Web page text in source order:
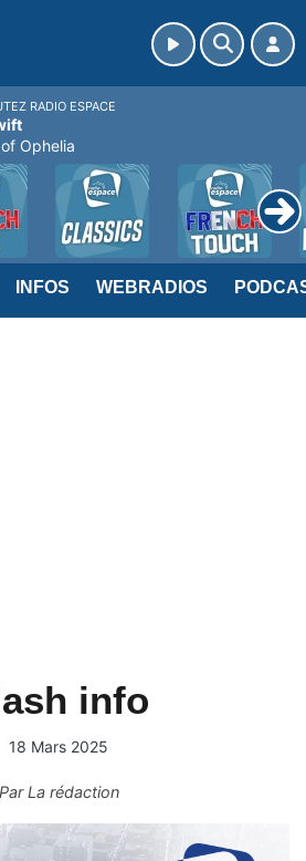
INFOS WEBRADIOS
info
18 Mars 2025
ParLa rédaction
RADIO ESPACE
Ophelia